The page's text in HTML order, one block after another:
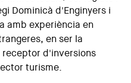
Dominicà d'Enginyers i
amb experiència en
en ser la
receptor d'inversions
turisme.